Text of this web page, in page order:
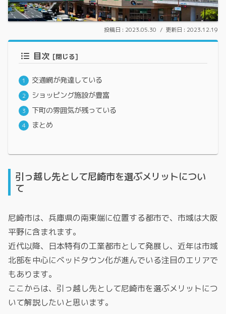
2023.05.30 2023.12.19
目次
交通網が発達している
ショッピング施設が豊富
下町の雰囲気が残っている
まとめ
引っ越し先として尼崎市を選ぶメリットについ
て
尼崎市は、兵庫県の南東端に位置する都市で、市域は大阪
平野に含まれます。
近代以降、日本特有の工業都市として発展し、近年は市域
北部を中心にベッドタウン化が進んでいる注目のエリアで
もあります。
ここからは、引っ越し先として尼崎市を選ぶメリットにつ
いて解説したいと思います。